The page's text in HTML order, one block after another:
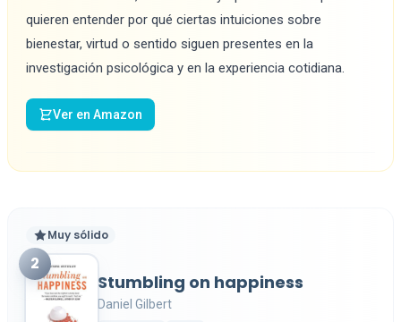
quieren entender por qué ciertas intuiciones sobre
bienestar, virtud o sentido siguen presentes en la
investigación psicológica y en la experiencia cotidiana.
Ver en Amazon
Muy sólido
2
Stumbling on happiness
Daniel Gilbert